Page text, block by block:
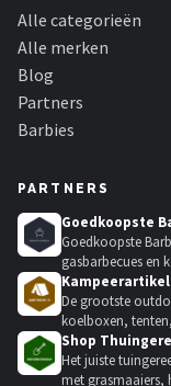
Alle categorieën
Alle merken
Blog
Partners
Barbies
PARTNERS
Goedkoopste
Goedkoopste
gasbarbecues en
De grootste
koelboxen,
Shop
Het juiste
met grasmaaiers,